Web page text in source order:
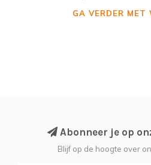
GA VERDER MET
Abonneer je op
Blijf op de hoogte over